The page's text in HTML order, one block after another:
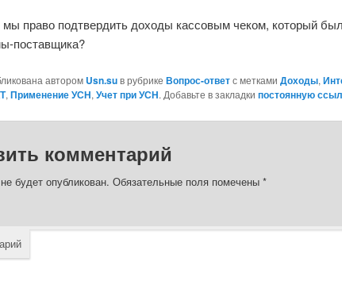
право подтвердить доходы кассовым чеком, который
поставщика?
автором Usn.suв рубрике Вопрос-ответс метками Доходы,
, Применение УСН, Учет при УСН. Добавьте в закладки постоянную
комментарий
будет опубликован. Обязательные поля помечены *